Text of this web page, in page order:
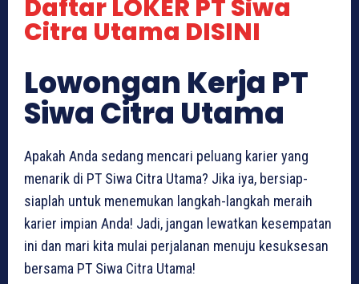
Daftar LOKER PT Siwa
Citra Utama DISINI
Lowongan Kerja PT
Siwa Citra Utama
Apakah Anda sedang mencari peluang karier yang
menarik di PT Siwa Citra Utama? Jika iya, bersiap-
siaplah untuk menemukan langkah-langkah meraih
karier impian Anda! Jadi, jangan lewatkan kesempatan
ini dan mari kita mulai perjalanan menuju kesuksesan
bersama PT Siwa Citra Utama!